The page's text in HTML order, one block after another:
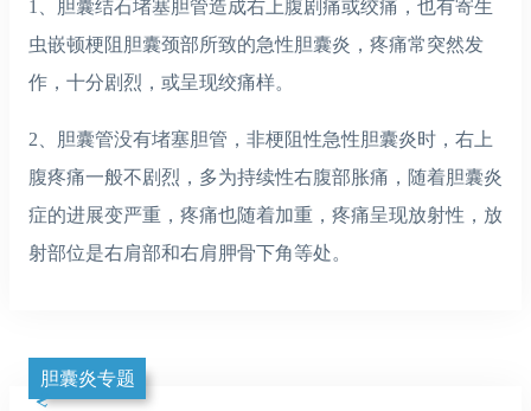
1、胆囊结石堵塞胆管造成右上腹剧痛或绞痛，也有寄生
虫嵌顿梗阻胆囊颈部所致的急性胆囊炎，疼痛常突然发
作，十分剧烈，或呈现绞痛样。
2、胆囊管没有堵塞胆管，非梗阻性急性胆囊炎时，右上
腹疼痛一般不剧烈，多为持续性右腹部胀痛，随着胆囊炎
症的进展变严重，疼痛也随着加重，疼痛呈现放射性，放
射部位是右肩部和右肩胛骨下角等处。
胆囊炎专题